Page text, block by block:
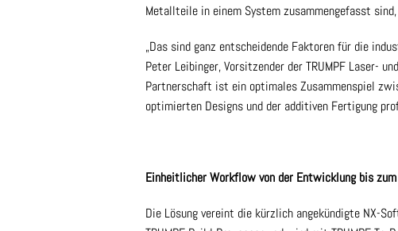
Metallteile in einem System zusammengefasst
„Das sind ganz entscheidende Faktoren für die
Peter Leibinger, Vorsitzender der TRUMPF Laser-
Partnerschaft ist ein optimales Zusammenspiel
optimierten Designs und der additiven Fertigung
Einheitlicher Workflow von der Entwicklung bis
Die Lösung vereint die kürzlich angekündigte NX-